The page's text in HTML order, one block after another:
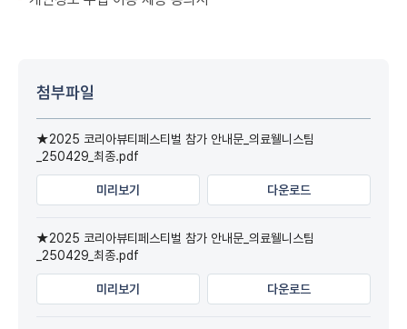
첨부파일
★2025 코리아뷰티페스티벌 참가 안내문_의료웰니스팀
_250429_최종.pdf
미리보기 다운로드
★2025 코리아뷰티페스티벌 참가 안내문_의료웰니스팀
_250429_최종.pdf
미리보기 다운로드